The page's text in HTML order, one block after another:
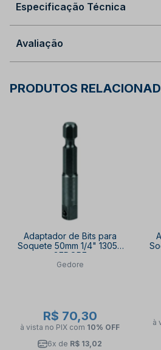
Especificação Técnica
Avaliação
PRODUTOS
Adaptador de Bits para
Soquete 50mm 1/4" 13050
GEDORE
Gedore
R$ 70,30
à vista no PIX com 10% OFF
6x de R$ 13,02
à